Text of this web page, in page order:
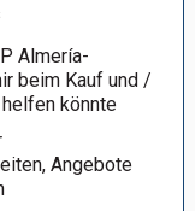
Almería-
beim Kauf und /
könnte
Angebote